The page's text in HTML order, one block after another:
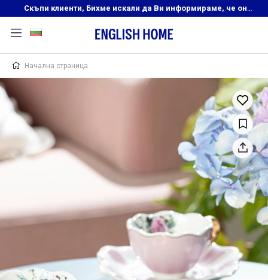
Скъпи клиенти, Бихме искали да Ви информираме, че онлайн магазинът на English Home преустановява своята дейност. Прекрасният ни и усмихнат екип ,Ви очаква в нашите физически магазини, където ще откриете любимите си продукти! Благодарим Ви, че сте част от семейството на Еnglish Home!
Начална страница